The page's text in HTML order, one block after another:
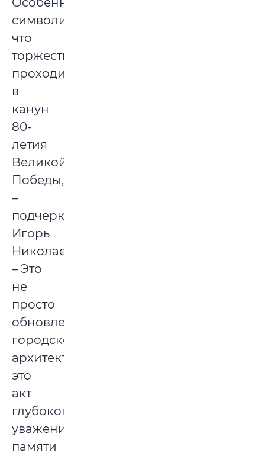
символично,
что
торжество
проходит
в
канун
80-
летия
Великой
Победы,
–
подчеркнул
Игорь
Николаевич.
– Это
не
просто
обновление
городской
архитектуры,
это
акт
глубокого
уважения
памяти